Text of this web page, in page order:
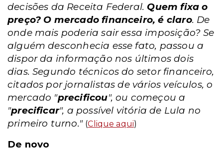
decisões da Receita Federal. Quem fixa o
preço? O mercado financeiro, é claro. De
onde mais poderia sair essa imposição? Se
alguém desconhecia esse fato, passou a
dispor da informação nos últimos dois
dias. Segundo técnicos do setor financeiro,
citados por jornalistas de vários veículos, o
mercado "precificou", ou começou a
"precificar", a possível vitória de Lula no
primeiro turno." (Clique aqui)
De novo